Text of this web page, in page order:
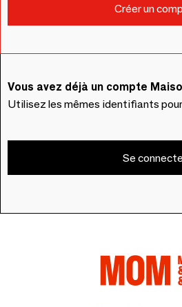
Vous avez déjà un compte
Utilisez les mêmes identifiants
Se